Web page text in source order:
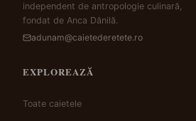
independent de antropologie culinară,
fondat de Anca Dănilă.
adunam@caietederetete.ro
EXPLOREAZĂ
Toate caietele